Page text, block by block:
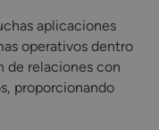
aplicaciones
operativos dentro
de relaciones con
proporcionando